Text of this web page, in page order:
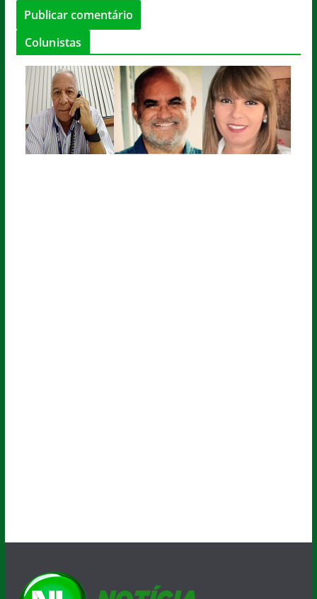
Colunistas